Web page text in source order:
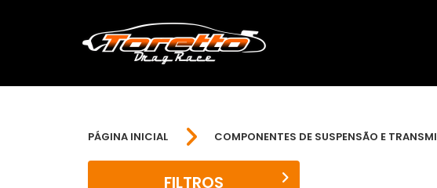
PÁGINA INICIAL COMPONENTES DE SUSPENSÃO E
FILTROS